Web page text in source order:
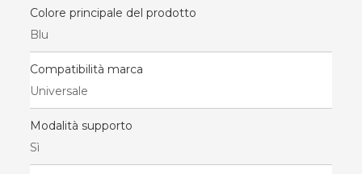
Colore principale del prodotto
Blu
Compatibilità marca
Universale
Modalità supporto
Sì